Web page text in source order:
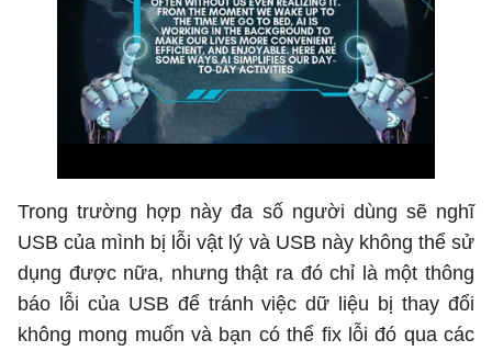
Trong trường hợp này đa số người dùng sẽ nghĩ
USB của mình bị lỗi vật lý và USB này không thể sử
dụng được nữa, nhưng thật ra đó chỉ là một thông
báo lỗi của USB để tránh việc dữ liệu bị thay đổi
không mong muốn và bạn có thể fix lỗi đó qua các